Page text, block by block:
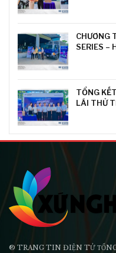
CHƯƠNG
SERIES –
TỔNG
LÁI THỬ
® TRANG TIN ĐIỆN TỬ